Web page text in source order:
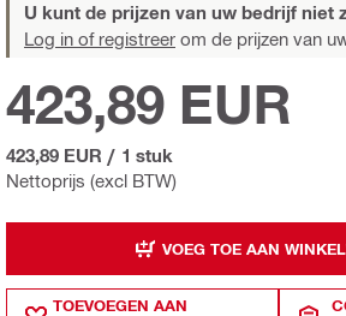
U kunt de prijzen van uw bedrijf niet
Log in of registreer om de prijzen van
Nettoprijs (excl BTW)
423,89 EUR
423,89 EUR / 1 stuk
VOEG TOE AAN
TOEVOEGEN AAN